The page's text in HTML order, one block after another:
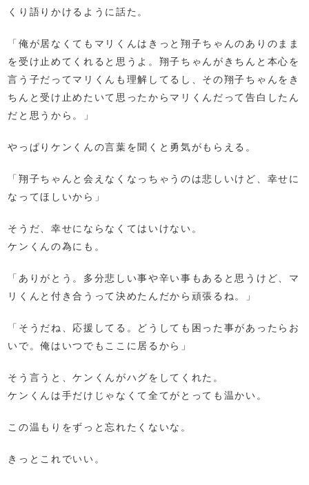
くり語りかけるように話た。
「俺が居なくてもマリくんはきっと翔子ちゃんのありのまま
を受け止めてくれると思うよ。翔子ちゃんがきちんと本心を
言う子だってマリくんも理解してるし、その翔子ちゃんをき
ちんと受け止めたいて思ったからマリくんだって告白したん
だと思うから。」
やっぱりケンくんの言葉を聞くと勇気がもらえる。
「翔子ちゃんと会えなくなっちゃうのは悲しいけど、幸せに
なってほしいから」
そうだ、幸せにならなくてはいけない。
ケンくんの為にも。
「ありがとう。多分悲しい事や辛い事もあると思うけど、マ
リくんと付き合うって決めたんだから頑張るね。」
「そうだね、応援してる。どうしても困った事があったらお
いで。俺はいつでもここに居るから」
そう言うと、ケンくんがハグをしてくれた。
ケンくんは手だけじゃなくて全てがとっても温かい。
この温もりをずっと忘れたくないな。
きっとこれでいい。